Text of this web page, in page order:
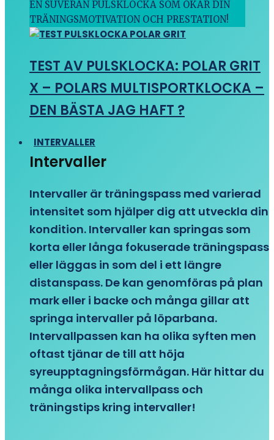
EN SUVERÄN PULSKLOCKA SOM ÖKAR DIN
TRÄNINGSMOTIVATION OCH PRESTATION!
TEST AV PULSKLOCKA: POLAR GRIT
X – POLARS MULTISPORTKLOCKA –
DEN BÄSTA JAG HAFT ?
INTERVALLER
Intervaller
Intervaller är träningspass med varierad
intensitet som hjälper dig att utveckla din
kondition. Intervaller kan springas som
korta eller långa fokuserade träningspass
eller läggas in som del i ett längre
distanspass. De kan genomföras på plan
mark eller i backe och många gillar att
springa intervaller på löparbana.
Intervallpassen kan ha olika syften men
oftast tjänar de till att höja
syreupptagningsförmågan. Här hittar du
många olika intervallpass och
träningstips kring intervaller!